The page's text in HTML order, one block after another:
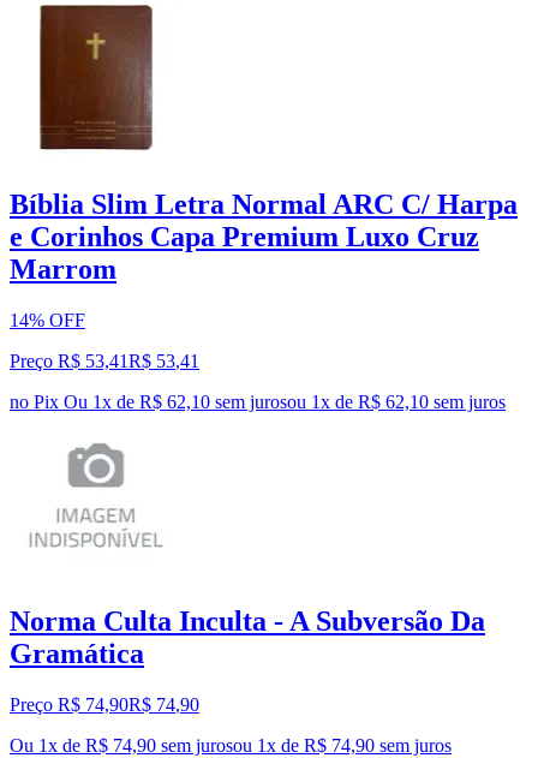
Bíblia Slim Letra Normal ARC C/ Harpa
e Corinhos Capa Premium Luxo Cruz
Marrom
14% OFF
Preço R$ 53,41R$ 53,41
no Pix Ou 1x de R$ 62,10 sem jurosou 1x de R$ 62,10 sem juros
Norma Culta Inculta - A Subversão Da
Gramática
Preço R$ 74,90R$ 74,90
Ou 1x de R$ 74,90 sem jurosou 1x de R$ 74,90 sem juros